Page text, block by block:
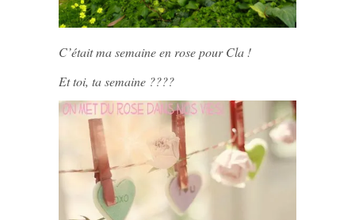
C’était ma semaine en rose pour Cla !
Et toi, ta semaine ????